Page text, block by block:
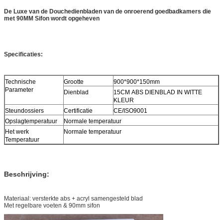
De Luxe van de Douchedienbladen van de onroerend goedbadkamers die
met 90MM Sifon wordt opgeheven
Specificaties:
Technische
Parameter
Grootte
900*900*150mm
Dienblad
15CM ABS DIENBLAD IN WITTE
KLEUR
Steundossiers
Certificatie
CE/ISO9001
Opslagtemperatuur
Normale temperatuur
Het werk
Temperatuur
Normale temperatuur
Beschrijving:
Materiaal: versterkte abs + acryl samengesteld blad
Met regelbare voeten & 90mm sifon